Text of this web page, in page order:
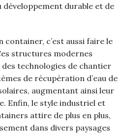
développement durable et de
container, c’est aussi faire le
structures modernes
technologies de chantier
de récupération d’eau de
augmentant ainsi leur
Enfin, le style industriel et
attire de plus en plus,
dans divers paysages